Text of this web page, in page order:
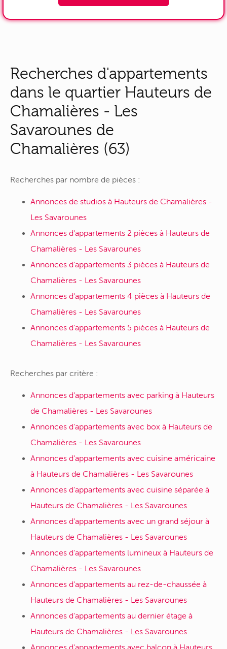
Recherches d'appartements
dans le quartier Hauteurs de
Chamalières - Les
Savarounes de
Chamalières (63)
Recherches par nombre de pièces :
Annonces de studios à Hauteurs de Chamalières -
Les Savarounes
Annonces d'appartements 2 pièces à Hauteurs de
Chamalières - Les Savarounes
Annonces d'appartements 3 pièces à Hauteurs de
Chamalières - Les Savarounes
Annonces d'appartements 4 pièces à Hauteurs de
Chamalières - Les Savarounes
Annonces d'appartements 5 pièces à Hauteurs de
Chamalières - Les Savarounes
Recherches par critère :
Annonces d'appartements avec parking à Hauteurs
de Chamalières - Les Savarounes
Annonces d'appartements avec box à Hauteurs de
Chamalières - Les Savarounes
Annonces d'appartements avec cuisine américaine
à Hauteurs de Chamalières - Les Savarounes
Annonces d'appartements avec cuisine séparée à
Hauteurs de Chamalières - Les Savarounes
Annonces d'appartements avec un grand séjour à
Hauteurs de Chamalières - Les Savarounes
Annonces d'appartements lumineux à Hauteurs de
Chamalières - Les Savarounes
Annonces d'appartements au rez-de-chaussée à
Hauteurs de Chamalières - Les Savarounes
Annonces d'appartements au dernier étage à
Hauteurs de Chamalières - Les Savarounes